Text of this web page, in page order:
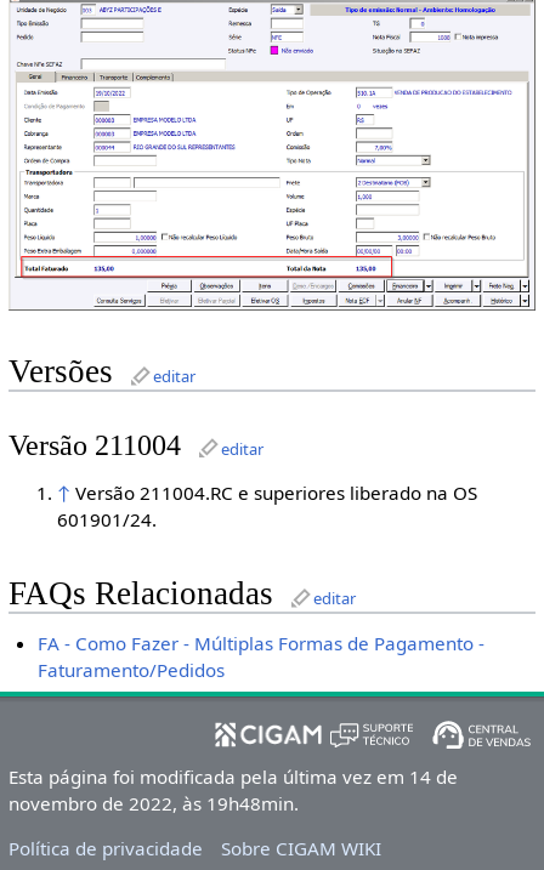
Versões editar
Versão 211004 editar
↑ Versão 211004.RC e superiores liberado na OS
601901/24.
FAQs Relacionadas editar
FA - Como Fazer - Múltiplas Formas de Pagamento -
Faturamento/Pedidos
Esta página foi modificada pela última vez em 14 de
novembro de 2022, às 19h48min.
Política de privacidade
Sobre CIGAM WIKI